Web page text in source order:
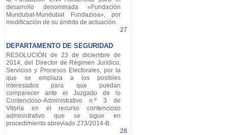
desarrollo denominada «Fundación
Mundubat-Mundubat Fundazioa», por
modificación de su ámbito de actuación.
27
DEPARTAMENTO DE SEGURIDAD
RESOLUCIÓN de 23 de diciembre de
2014, del Director de Régimen Jurídico,
Servicios y Procesos Electorales, por la
que se emplaza a los posibles
interesados para que puedan
comparecer ante el Juzgado de lo
Contencioso-Administrativo n.º 3 de
Vitoria en el recurso contencioso
administrativo que se sigue en
procedimiento abreviado 273/2014-B.
28